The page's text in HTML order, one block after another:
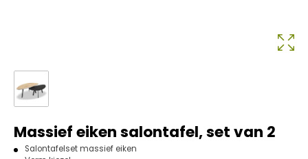
Massief eiken salontafel, set van 2
Salontafelset massief eiken